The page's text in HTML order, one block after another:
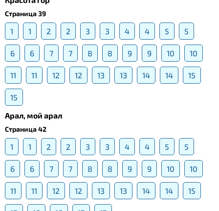
Страница 39
1 1 2 2 3 3 4 4 5 5
6 6 7 7 8 8 9 9 10 10
11 11 12 12 13 13 14 14 15
15
Арал, мой арал
Страница 42
1 1 2 2 3 3 4 4 5 5
6 6 7 7 8 8 9 9 10 10
11 11 12 12 13 13 14 14 15